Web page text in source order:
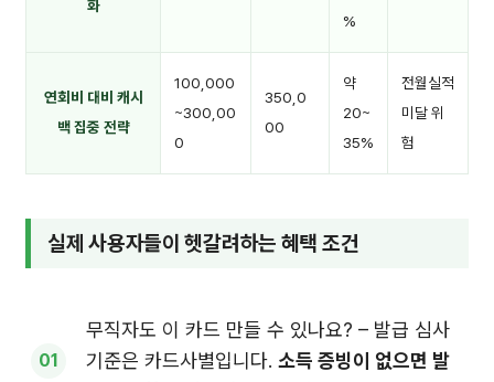
화
%
연회비 대비 캐시
백 집중 전략
100,000
~300,00
0
350,0
00
약
20~
35%
전월실적
미달 위
험
실제 사용자들이 헷갈려하는 혜택 조건
무직자도 이 카드 만들 수 있나요? – 발급 심사
기준은 카드사별입니다. 소득 증빙이 없으면 발